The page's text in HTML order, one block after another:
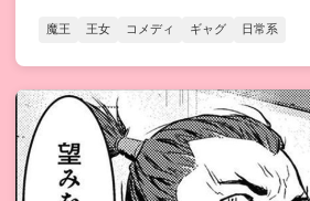
魔王 王女 コメディ ギャグ 日常系